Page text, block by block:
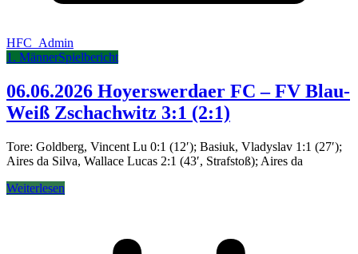
HFC_Admin
1. MännerSpielbericht
06.06.2026 Hoyerswerdaer FC – FV Blau-
Weiß Zschachwitz 3:1 (2:1)
Tore: Goldberg, Vincent Lu 0:1 (12′); Basiuk, Vladyslav 1:1 (27′);
Aires da Silva, Wallace Lucas 2:1 (43′, Strafstoß); Aires da
Weiterlesen